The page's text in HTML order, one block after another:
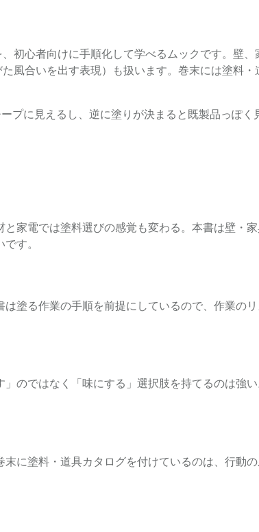
初心者向けに手順化して学べるムックです。壁
風合いを出す表現）も扱います。巻末には塗料
プに見えるし、逆に塗りが決まると既製品っぽく
家電では塗料選びの感覚も変わる。本書は壁・
す。
塗る作業の手順を前提にしているので、作業の
のではなく「味にする」選択肢を持てるのは強
に塗料・道具カタログを付けているのは、行動